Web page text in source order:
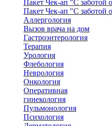
Пакет Чек-ап "С заботой
Пакет Чек-ап "С заботой
Аллергология
Вызов врача на дом
Гастроэнтерология
Терапия
Урология
Флебология
Неврология
Онкология
Оперативная
гинекология
Пульмонология
Психология